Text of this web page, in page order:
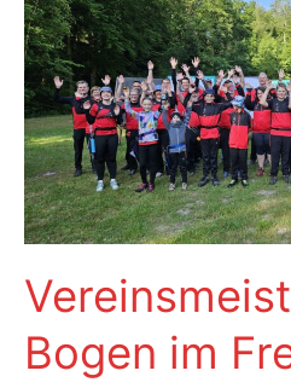
Vereinsmeisterschaft
am
16.
August
Bogen im